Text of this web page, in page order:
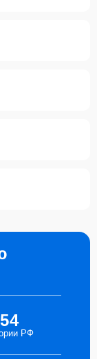
РФ